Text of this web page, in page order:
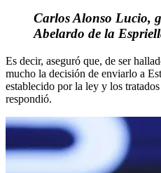
Carlos Alonso Lucio,
Abelardo de la
Es decir, aseguró que, de ser
mucho la decisión de enviarlo a
establecido por la ley y los
respondió.